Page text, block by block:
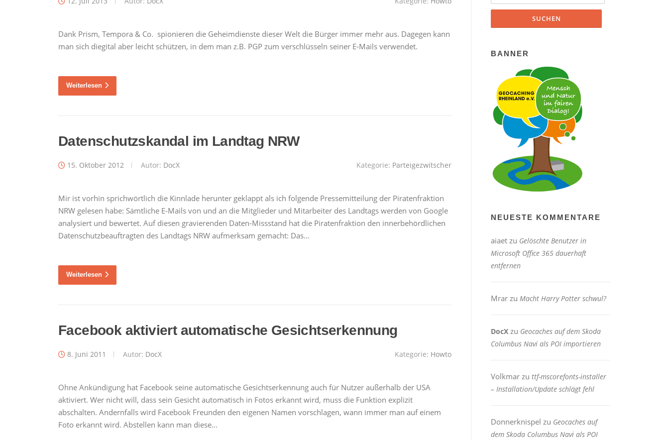
Dank Prism, Tempora & Co. spionieren die Geheimdienste dieser Welt die Bürger immer mehr aus. Dagegen kann
man sich diegital aber leicht schützen, in dem man z.B. PGP zum verschlüsseln seiner E-Mails verwendet.
Weiterlesen
Datenschutzskandal im Landtag NRW
15. Oktober 2012 Autor: DocX Kategorie: Parteigezwitscher
Mir ist vorhin sprichwörtlich die Kinnlade herunter geklappt als ich folgende Pressemitteilung der Piratenfraktion
NRW gelesen habe: Sämtliche E-Mails von und an die Mitglieder und Mitarbeiter des Landtags werden von Google
analysiert und bewertet. Auf diesen gravierenden Daten-Missstand hat die Piratenfraktion den innerbehördlichen
Datenschutzbeauftragten des Landtags NRW aufmerksam gemacht: Das…
Weiterlesen
Facebook aktiviert automatische Gesichtserkennung
8. Juni 2011 Autor: DocX Kategorie: Howto
Ohne Ankündigung hat Facebook seine automatische Gesichtserkennung auch für Nutzer außerhalb der USA
aktiviert. Wer nicht will, dass sein Gesicht automatisch in Fotos erkannt wird, muss die Funktion explizit
abschalten. Andernfalls wird Facebook Freunden den eigenen Namen vorschlagen, wann immer man auf einem
Foto erkannt wird. Abstellen kann man diese…
BANNER
NEUESTE KOMMENTARE
aiaet zu Gelöschte Benutzer in
Microsoft Office 365 dauerhaft
entfernen
Mrar zu Macht Harry Potter schwul?
DocX zu Geocaches auf dem Skoda
Columbus Navi als POI importieren
Volkmar zu ttf-mscorefonts-installer
– Installation/Update schlägt fehl
Donnerknispel zu Geocaches auf
dem Skoda Columbus Navi als POI